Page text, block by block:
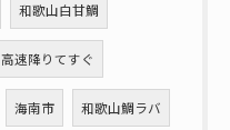
和歌山白甘鯛
高速降りてすぐ
海南市 和歌山鯛ラバ